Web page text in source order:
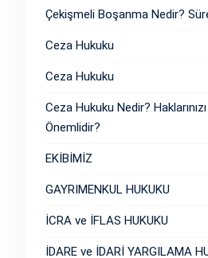
Çekişmeli Boşanma Nedir?
Ceza Hukuku
Ceza Hukuku
Ceza Hukuku Nedir?
Önemlidir?
EKİBİMİZ
GAYRIMENKUL HUKUKU
İCRA ve İFLAS HUKUKU
İDARE ve İDARİ YARGILAMA